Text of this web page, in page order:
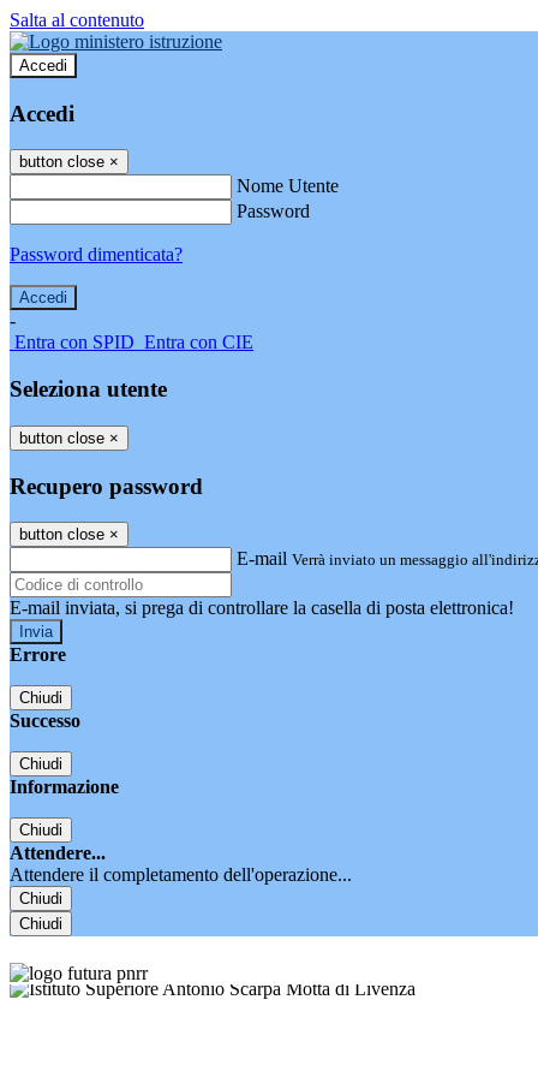
Salta al contenuto
Accedi
Accedi
button close ×
Nome Utente
Password
Password dimenticata?
-
Entra con SPID Entra con CIE
Seleziona utente
button close ×
Recupero password
button close ×
E-mail Verrà inviato un messaggio
E-mail inviata, si prega di controllare la casella di posta elettronica!
Errore
Chiudi
Successo
Chiudi
Informazione
Chiudi
Attendere...
Attendere il completamento dell'operazione...
Chiudi
Chiudi